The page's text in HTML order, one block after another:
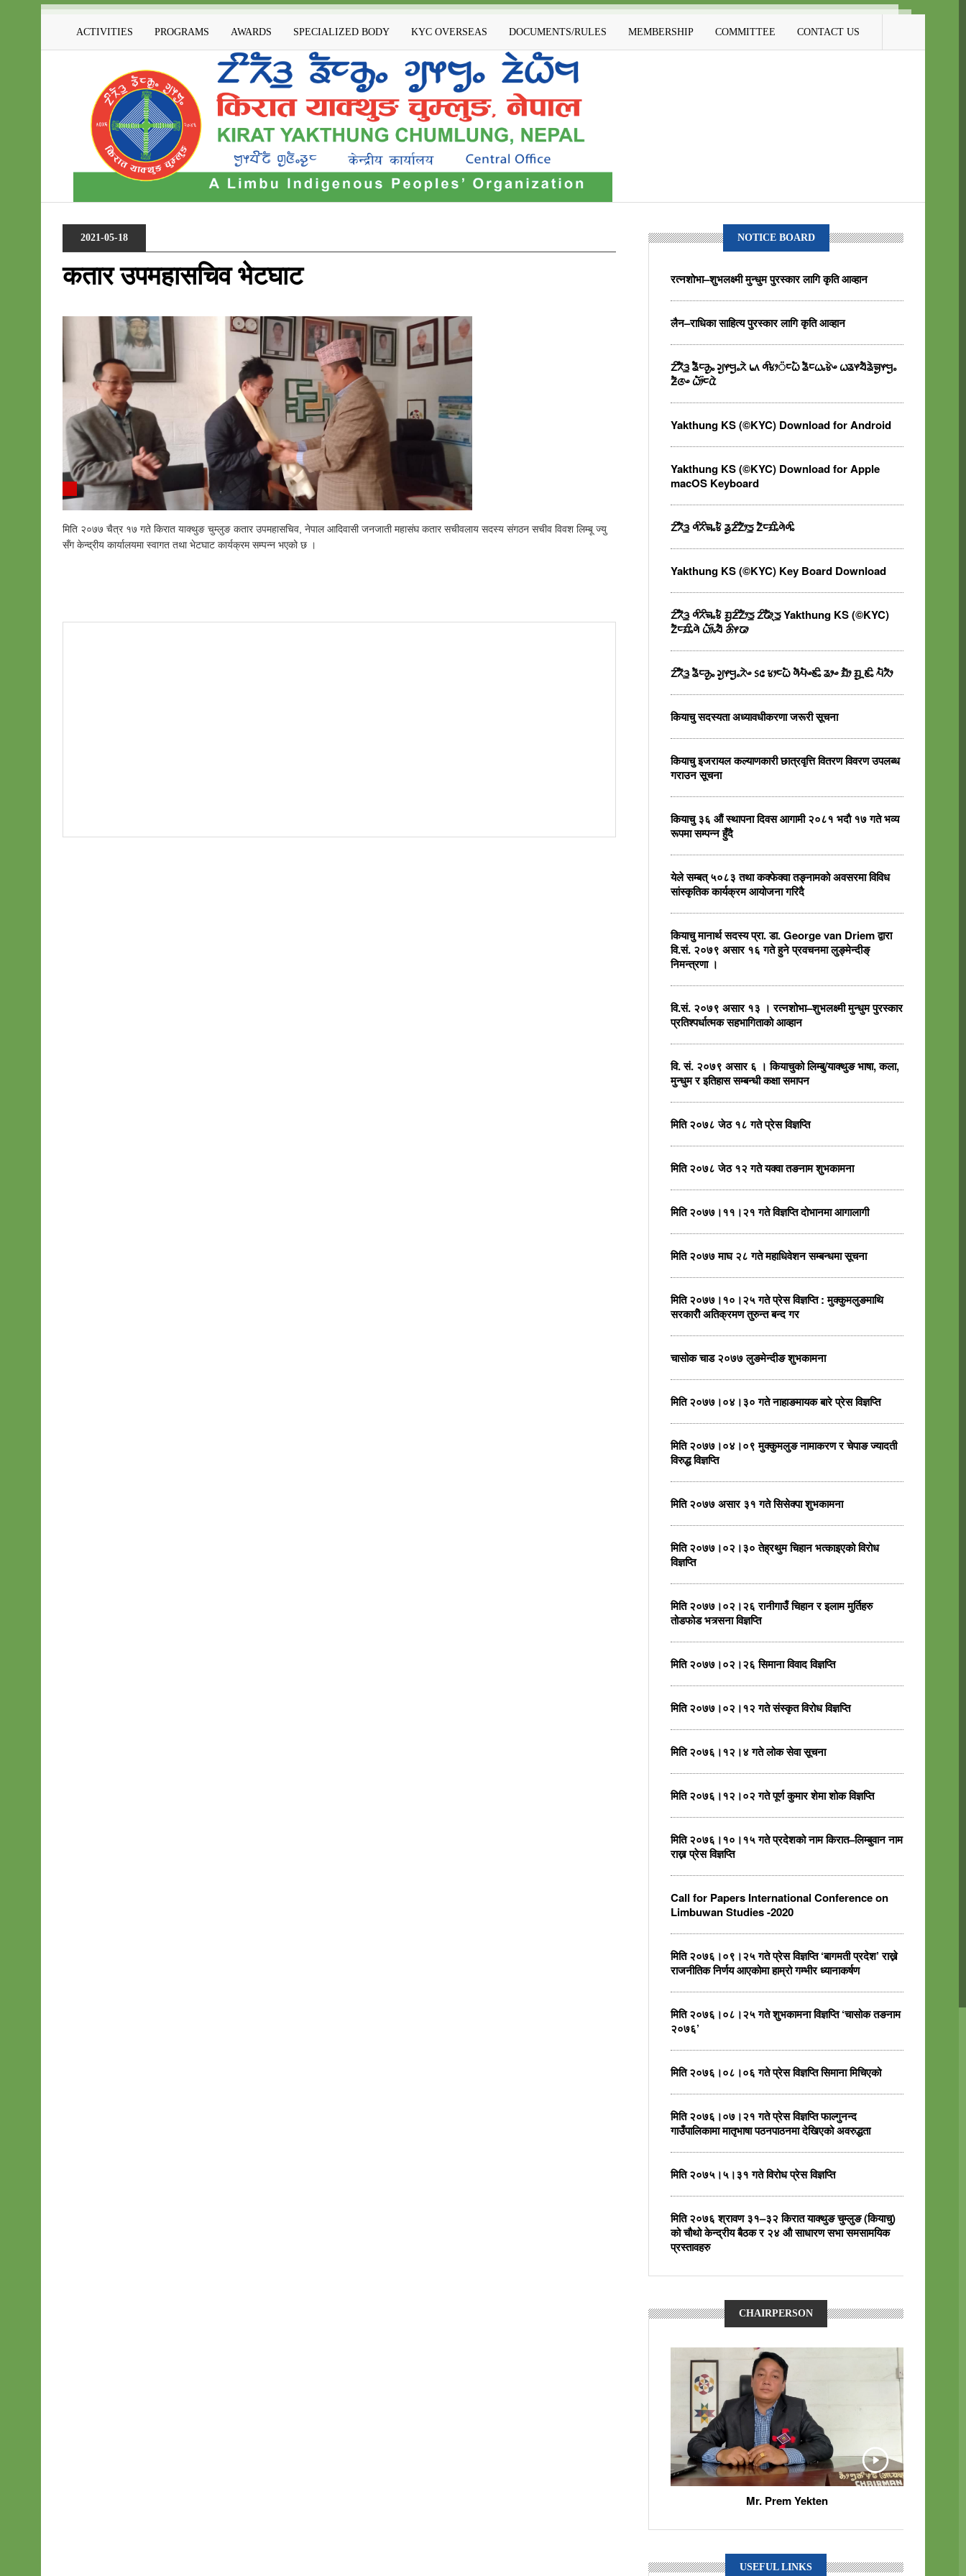
ACTIVITIES PROGRAMS AWARDS SPECIALIZED BODY KYC OVERSEAS DOCUMENTS/RULES MEMBERSHIP COMMITTEE CONTACT US
2021-05-18
कतार उपमहासचिव भेटघाट
मिति २०७७ चैत्र १७ गते किरात याक्थुङ चुम्लुङ कतार उपमहासचिव, नेपाल आदिवासी जनजाती महासंघ कतार सचीवलाय सदस्य संगठन सचीव विवश लिम्बू ज्यु
सँग केन्द्रीय कार्यालयमा स्वागत तथा भेटघाट कार्यक्रम सम्पन्न भएको छ ।
NOTICE BOARD
रत्नशोभा–शुभलक्ष्मी मुन्धुम पुरस्कार लागि कृति आव्हान
लैन–राधिका साहित्य पुरस्कार लागि कृति आव्हान
ᤁᤡᤖᤠᤋ᤻ ᤕᤠᤠᤰᤌᤢᤱ ᤆᤢᤶᤗᤢᤱᤖᤧ ᥇᥈ ᤛᤡᤃᤣ᤺ᤰᤐᤠ ᤕᤠᤰᤐᤱᤃᤧᤴ ᤐᤕᤶᤔᤠᤕᤧᤈᤢᤶᤗᤢᤱ
ᤏᤠᤜᤴ ᤐᤥ᤺ᤰᤂᤧ
Yakthung KS (©KYC) Download for Android
Yakthung KS (©KYC) Download for Apple
macOS Keyboard
ᤁᤡᤖᤠᤋ᤻ ᤛᤡᤖᤡᤈᤱᤃᤠ ᤕᤢᤏᤡᤁᤥᤍ᤻ ᤁᤠᤰᤀᤡᤱᤛᤧᤛᤡᤱ
Yakthung KS (©KYC) Key Board Download
ᤁᤡᤖᤠᤋ᤻ ᤛᤡᤖᤡᤈᤱᤃᤠ ᤀᤢᤏᤡᤁᤥᤍ᤻ ᤁᤡᤒᤥᤷᤍ᤻ Yakthung KS (©KYC)
ᤁᤠᤰᤀᤡᤱᤛᤧ ᤐᤥ᤺ᤱᤔᤠ ᤌᤡᤶᤒᤣ
ᤁᤡᤖᤠᤋ᤻ ᤕᤠᤰᤌᤢᤱ ᤆᤢᤶᤗᤢᤱᤖᤧᤴ ᥉᥋ ᤃᤣᤰᤐᤠ ᤛᤠᤘᤠᤴᤇᤡᤱ ᤕᤣᤴ ᤀᤠᤣ ᤀᤢᤳᤇᤡᤱ ᤘᤠᤖᤠᤣ
कियाचु सदस्यता अध्यावधीकरणा जरूरी सूचना
कियाचु इजरायल कल्याणकारी छात्रवृत्ति वितरण विवरण उपलब्ध
गराउन सूचना
कियाचु ३६ औं स्थापना दिवस आगामी २०८१ भदाै १७ गते भव्य
रूपमा सम्पन्न हुँदै
येले सम्बत् ५०८३ तथा कक्फेक्वा तङ्नामको अवसरमा विविध
सांस्कृतिक कार्यक्रम आयोजना गरिदै
कियाचु मानार्थ सदस्य प्रा. डा. George van Driem द्वारा
वि.सं. २०७९ असार १६ गते हुने प्रवचनमा लुङ्मेन्दीङ्
निमन्त्रणा ।
वि.सं. २०७९ असार १३ । रत्नशोभा–शुभलक्ष्मी मुन्धुम पुरस्कार
प्रतिश्पर्धात्मक सहभागिताको आव्हान
वि. सं. २०७९ असार ६ । कियाचुको लिम्बु/याक्थुङ भाषा, कला,
मुन्धुम र इतिहास सम्बन्धी कक्षा समापन
मिति २०७८ जेठ १८ गते प्रेस विज्ञप्ति
मिति २०७८ जेठ १२ गते यक्वा तङनाम शुभकामना
मिति २०७७।११।२१ गते विज्ञप्ति दोभानमा आगालागी
मिति २०७७ माघ २८ गते महाधिवेशन सम्बन्धमा सूचना
मिति २०७७।१०।२५ गते प्रेस विज्ञप्ति : मुक्कुमलुङमाथि
सरकारीे अतिक्रमण तुरुन्त बन्द गर
चासोक चाड २०७७ लुङमेन्दीङ शुभकामना
मिति २०७७।०४।३० गते नाहाङमायक बारे प्रेस विज्ञप्ति
मिति २०७७।०४।०९ मुक्कुमलुङ नामाकरण र चेपाङ ज्यादती
विरुद्ध विज्ञप्ति
मिति २०७७ असार ३१ गते सिसेक्पा शुभकामना
मिति २०७७।०२।३० तेह्रथुम चिहान भत्काइएको विरोध
विज्ञप्ति
मिति २०७७।०२।२६ रानीगाउँ चिहान र इलाम मुर्तिहरु
तोडफोड भत्र्सना विज्ञप्ति
मिति २०७७।०२।२६ सिमाना विवाद विज्ञप्ति
मिति २०७७।०२।१२ गते संस्कृत विरोध विज्ञप्ति
मिति २०७६।१२।४ गते लोक सेवा सूचना
मिति २०७६।१२।०२ गते पूर्ण कुमार शेमा शोक विज्ञप्ति
मिति २०७६।१०।१५ गते प्रदेशको नाम किरात–लिम्बुवान नाम
राख्न प्रेस विज्ञप्ति
Call for Papers International Conference on
Limbuwan Studies -2020
मिति २०७६।०९।२५ गते प्रेस विज्ञप्ति ‘बागमती प्रदेश’ राख्ने
राजनीतिक निर्णय आएकोमा हाम्रो गम्भीर ध्यानाकर्षण
मिति २०७६।०८।२५ गते शुभकामना विज्ञप्ति ‘चासोक तङनाम
२०७६’
मिति २०७६।०८।०६ गते प्रेस विज्ञप्ति सिमाना मिचिएको
मिति २०७६।०७।२१ गते प्रेस विज्ञप्ति फाल्गुनन्द
गाउँपालिकामा मातृभाषा पठनपाठनमा देखिएको अवरुद्धता
मिति २०७५।५।३१ गते विरोध प्रेस विज्ञप्ति
मिति २०७६ श्रावण ३१–३२ किरात याक्थुङ चुम्लुङ (कियाचु)
को चौथो केन्द्रीय बैठक र २४ औ साधारण सभा समसामयिक
प्रस्तावहरु
CHAIRPERSON
Mr. Prem Yekten
USEFUL LINKS